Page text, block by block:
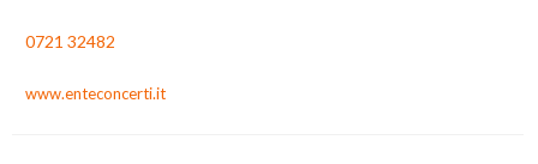
0721 32482
www.enteconcerti.it